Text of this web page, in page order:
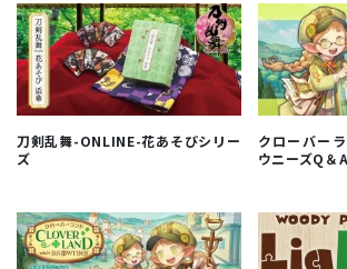
刀剣乱舞-ONLINE-花あそびシリー
ズ
クローバー
ウニーズQ＆A